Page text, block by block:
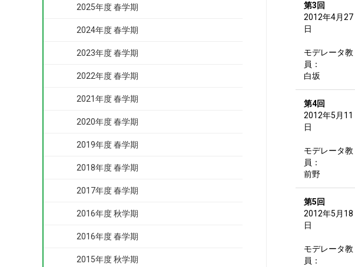
第3回
2012年4月27
日
モデレータ教
員：
白坂
第4回
2012年5月11
日
モデレータ教
員：
前野
第5回
2012年5月18
日
モデレータ教
員：
2025年度 春学期
2024年度 春学期
2023年度 春学期
2022年度 春学期
2021年度 春学期
2020年度 春学期
2019年度 春学期
2018年度 春学期
2017年度 春学期
2016年度 秋学期
2016年度 春学期
2015年度 秋学期